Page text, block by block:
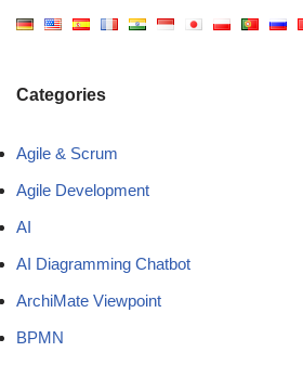
Categories
Agile & Scrum
Agile Development
AI
AI Diagramming Chatbot
ArchiMate Viewpoint
BPMN